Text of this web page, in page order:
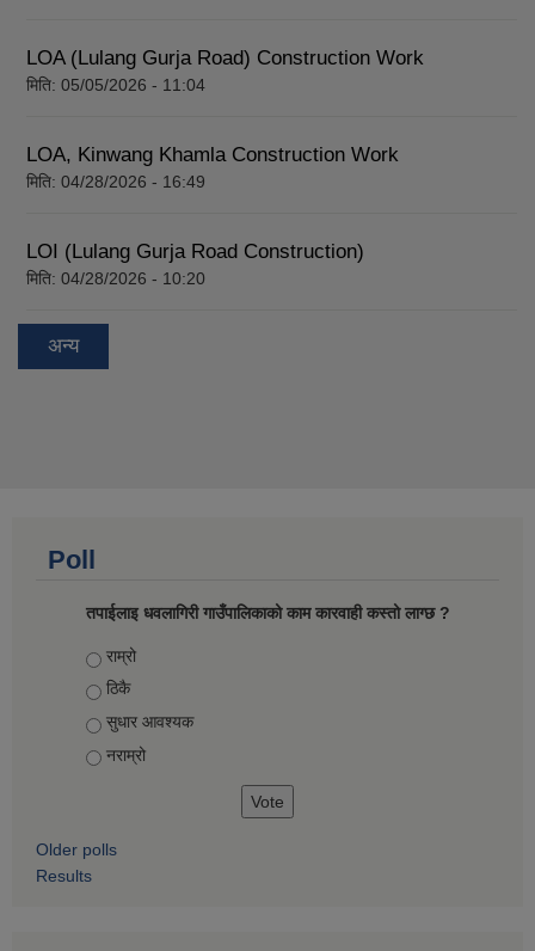
LOA (Lulang Gurja Road) Construction Work
मिति: 05/05/2026 - 11:04
LOA, Kinwang Khamla Construction Work
मिति: 04/28/2026 - 16:49
LOI (Lulang Gurja Road Construction)
मिति: 04/28/2026 - 10:20
अन्य
Poll
तपाईलाइ धवलागिरी गाउँपालिकाको काम कारवाही कस्तो लाग्छ ?
Choices
राम्रो
ठिकै
सुधार आवश्यक
नराम्रो
Older polls
Results